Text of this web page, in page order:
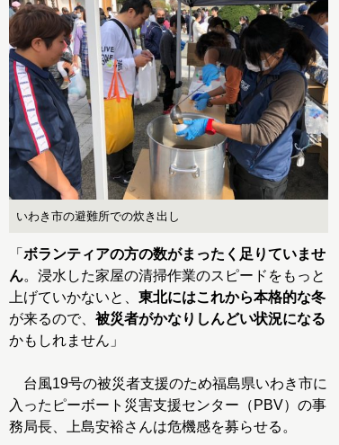
いわき市の避難所での炊き出し
「 ボランティアの方の数がまったく足りていませ
ん。浸水した家屋の清掃作業のスピードをもっと
上げていかないと、 東北にはこれから本格的な冬
が来るので、 被災者がかなりしんどい状況になる
かもしれません」
台風19号の被災者支援のため福島県いわき市に
入ったピーボート災害支援センター（PBV）の事
務局長、上島安裕さんは危機感を募らせる。